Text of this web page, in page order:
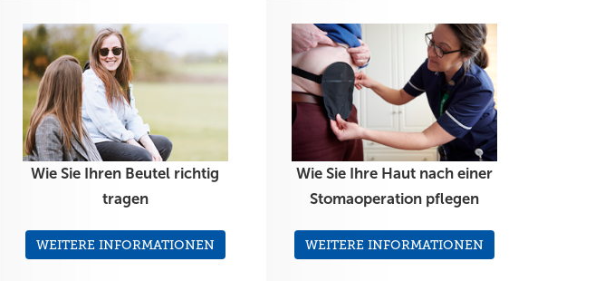
Wie Sie Ihren Beutel richtig
tragen
WEITERE INFORMATIONEN
Wie Sie Ihre Haut nach einer
Stomaoperation pflegen
WEITERE INFORMATIONEN